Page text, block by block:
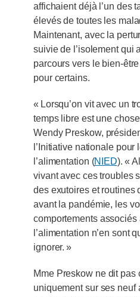
affichaient déjà l’un des
élevés de toutes les
Maintenant, avec la
suivie de l’isolement qui
parcours vers le bien-
pour certains.
« Lorsqu’on vit avec un
temps libre est une
Wendy Preskow,
l’Initiative nationale pour
l’alimentation (NIED). «
vivant avec ces troubles
des exutoires et routines
avant la pandémie, les
comportements associés
l’alimentation n’en sont
ignorer. »
Mme Preskow ne dit pas
uniquement sur ses neuf